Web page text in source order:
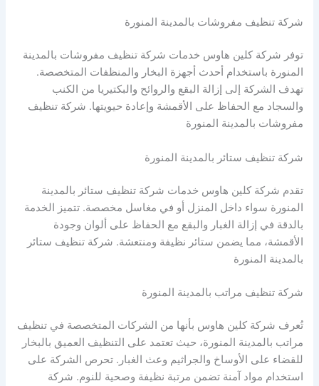
شركة تنظيف مفروشات بالمدينة المنورة
توفر شركة كلين هاوس خدمات شركة تنظيف مفروشات بالمدينة
المنورة باستخدام أحدث أجهزة البخار والمنظفات المتخصصة.
تهدف الشركة إلى إزالة البقع والروائح والبكتيريا من الكنب
والسجاد مع الحفاظ على الأقمشة وإعادة حيويتها. شركة تنظيف
مفروشات بالمدينة المنورة
شركة تنظيف ستائر بالمدينة المنورة
تقدم شركة كلين هاوس خدمات شركة تنظيف ستائر بالمدينة
المنورة سواء داخل المنزل أو في مغاسل مخصصة. تتميز الخدمة
بالدقة في إزالة الغبار والبقع مع الحفاظ على ألوان وجودة
الأقمشة، مما يضمن ستائر نظيفة ومنتعشة. شركة تنظيف ستائر
بالمدينة المنورة
شركة تنظيف مراتب بالمدينة المنورة
تُعرف شركة كلين هاوس بأنها من الشركات المتخصصة في تنظيف
مراتب بالمدينة المنورة، حيث تعتمد على التنظيف العميق بالبخار
للقضاء على الأوساخ والجراثيم وعث الغبار. تحرص الشركة على
استخدام مواد آمنة تضمن مرتبة نظيفة وصحية للنوم. شركة